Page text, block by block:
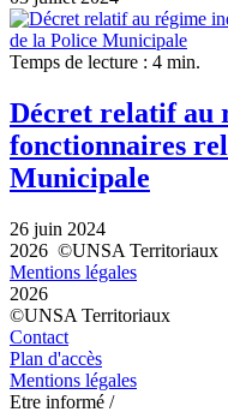
Temps de lecture : 4 min.
Décret relatif au
fonctionnaires
Municipale
26 juin 2024
2026 ©UNSA
Mentions légales
2026
©UNSA Territoriaux
Contact
Plan d'accès
Mentions légales
Etre informé /